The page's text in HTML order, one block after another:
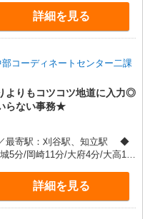
車通勤可能♪
詳細を見る
コーディネートセンター二課
よりもコツコツ地道に入力◎
らない事務★
最寄駅：刈谷駅、知立駅 ◆
5分/岡崎11分/大府4分/大高15
勤可能です♪
詳細を見る